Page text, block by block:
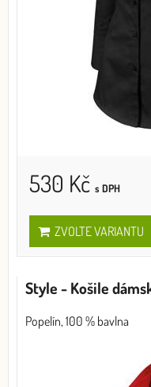
530 Kč s DPH
ZVOLTE VARIANTU
Style - Košile
Popelín, 100 % bavlna